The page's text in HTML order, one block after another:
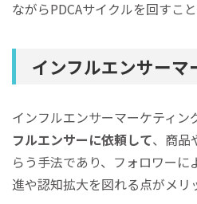
ながらPDCAサイクルを回すこと
インフルエンサーマ
インフルエンサーマーケティン
フルエンサーに依頼して、商品
らう手法であり、フォロワー
進や認知拡大を図れる点がメリ